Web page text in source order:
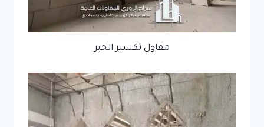
مقاول تكسير الخبر